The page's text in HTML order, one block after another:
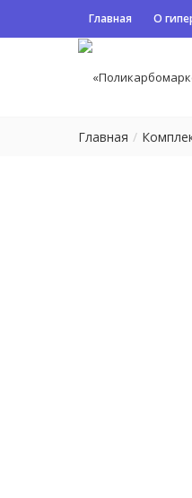
Главная О
Главная